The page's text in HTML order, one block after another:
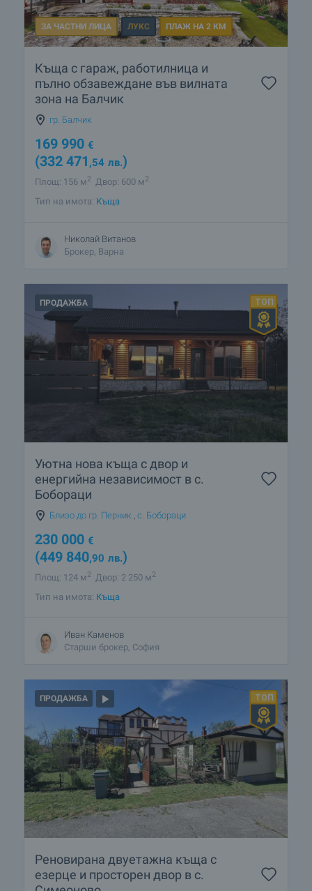
ЗА ЧАСТНИ ЛИЦА ЛУКС ПЛАЖ НА 2 КМ
Къща с гараж, работилница и
пълно обзавеждане във вилната
зона на Балчик
гр. Балчик
169 990 €
(332 471 ,54 лв.)
Площ: 156 м2 Двор: 600 м2
Тип на имота: Къща
Николай Витанов
Брокер, Варна
ПРОДАЖБА
Уютна нова къща с двор и
енергийна независимост в с.
Бобораци
Близо до гр. Перник с. Бобораци
230 000 €
(449 840,90 лв.)
Площ: 124 м2 Двор: 2 250 м2
Тип на имота: Къща
Иван Каменов
Старши брокер, София
ПРОДАЖБА
Реновирана двуетажна къща с
езерце и просторен двор в с.